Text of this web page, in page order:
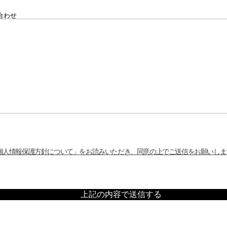
わせ
人情報保護方針について」をお読みいただき、同意の上でご送信をお願いし
上記の内容で送信する